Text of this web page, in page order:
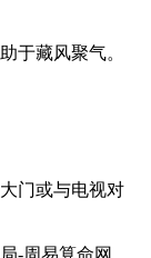
于藏风聚气。
门或与电视对